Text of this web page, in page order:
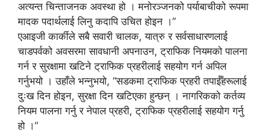
अत्यन्त चिन्ताजनक अवस्था हो । मनोरञ्जनको पर्याबाचीको रूपमा
मादक पदार्थलाई लिनु कदापि उचित होइन ।”
एआइजी कार्कीले सबै सवारी चालक, यात्रु र सर्वसाधारणलाई
चाडपर्वको अवसरमा सावधानी अपनाउन, ट्राफिक नियमको पालना
गर्न र सुरक्षामा खटिने ट्राफिक प्रहरीलाई सहयोग गर्न अपिल
गर्नुभयो । उहाँले भन्नुभयो, “सडकमा ट्राफिक प्रहरी तपाईँहरूलाई
दुःख दिन होइन, सुरक्षा दिन खटिएका हुन्छन् । नागरिकको कर्तव्य
नियम पालना गर्नु र नेपाल प्रहरी, ट्राफिक प्रहरीलाई सहयोग गर्नु
हो ।”